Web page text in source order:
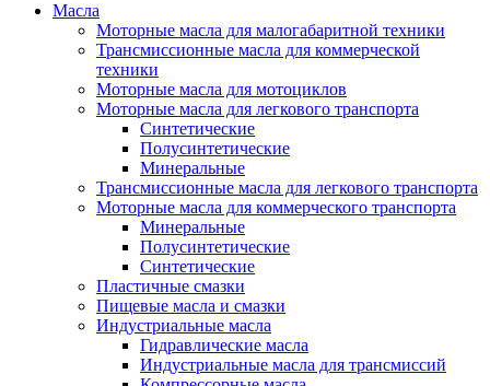
Масла
Моторные масла для малогабаритной техники
Трансмиссионные масла для коммерческой
техники
Моторные масла для мотоциклов
Моторные масла для легкового транспорта
Синтетические
Полусинтетические
Минеральные
Трансмиссионные масла для легкового транспорта
Моторные масла для коммерческого транспорта
Минеральные
Полусинтетические
Синтетические
Пластичные смазки
Пищевые масла и смазки
Индустриальные масла
Гидравлические масла
Индустриальные масла для трансмиссий